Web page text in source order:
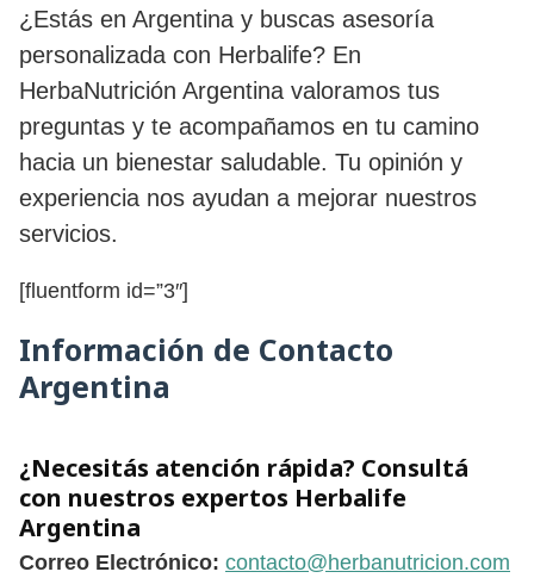
¿Estás en Argentina y buscas asesoría
personalizada con Herbalife? En
HerbaNutrición Argentina valoramos tus
preguntas y te acompañamos en tu camino
hacia un bienestar saludable. Tu opinión y
experiencia nos ayudan a mejorar nuestros
servicios.
[fluentform id=”3″]
Información de Contacto
Argentina
¿Necesitás atención rápida? Consultá
con nuestros expertos Herbalife
Argentina
Correo Electrónico: contacto@herbanutricion.com